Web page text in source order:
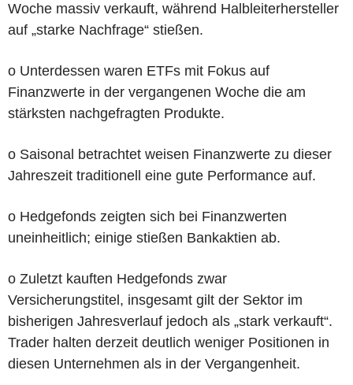
Woche massiv verkauft, während Halbleiterhersteller
auf „starke Nachfrage“ stießen.
o Unterdessen waren ETFs mit Fokus auf
Finanzwerte in der vergangenen Woche die am
stärksten nachgefragten Produkte.
o Saisonal betrachtet weisen Finanzwerte zu dieser
Jahreszeit traditionell eine gute Performance auf.
o Hedgefonds zeigten sich bei Finanzwerten
uneinheitlich; einige stießen Bankaktien ab.
o Zuletzt kauften Hedgefonds zwar
Versicherungstitel, insgesamt gilt der Sektor im
bisherigen Jahresverlauf jedoch als „stark verkauft“.
Trader halten derzeit deutlich weniger Positionen in
diesen Unternehmen als in der Vergangenheit.